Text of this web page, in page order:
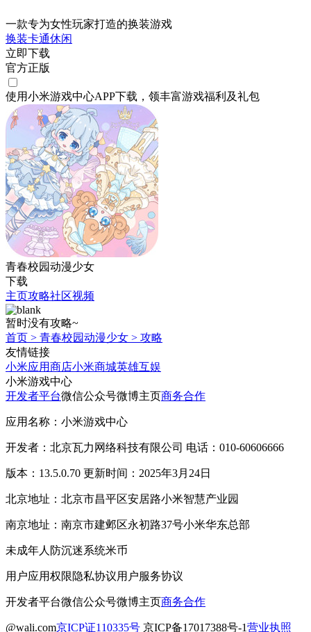
一款专为女性玩家打造的换装游戏
换装卡通休闲
立即下载
官方正版
使用小米游戏中心APP下载 ，领丰富游戏福利 及礼包
青春校园动漫少女
下载
主页攻略社区视频
暂时没有攻略~
首页 > 青春校园动漫少女 > 攻略
友情链接
小米应用商店小米商城英雄互娱
小米游戏中心
开发者平台微信公众号微博主页商务合作
应用名称：小米游戏中心
开发者：北京瓦力网络科技有限公司 电话：010-60606666
版本：13.5.0.70 更新时间：2025年3月24日
北京地址：北京市昌平区安居路小米智慧产业园
南京地址：南京市建邺区永初路37号小米华东总部
未成年人防沉迷系统米币
用户应用权限隐私协议用户服务协议
开发者平台微信公众号微博主页商务合作
@wali.com京ICP证110335号 京ICP备17017388号-1营业执照